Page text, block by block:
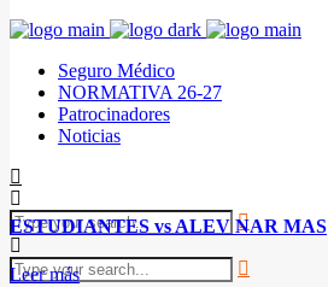
Seguro Médico
NORMATIVA 26-27
Patrocinadores
Noticias
ESTUDIANTES vs ALEV NAR MAS
Leer más